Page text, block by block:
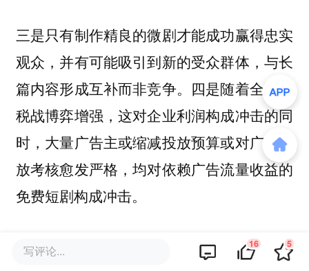
三是只有制作精良的微剧才能成功赢得忠实
观众，并有可能吸引到新的受众群体，与长
篇内容形成互补而非竞争。四是随着全球关
税战博弈增强，这对企业利润构成冲击的同
时，大量广告主或缩减投放预算或对广告投
放考核愈发严格，均对依赖广告流量收益的
免费短剧构成冲击。
换言之，如何打造适合海外消费者的爆款短
写评论... 16 5